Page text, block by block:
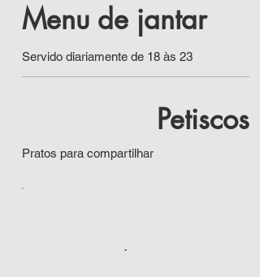
Menu de jantar
Servido diariamente de 18 às 23
Petiscos
Pratos para compartilhar